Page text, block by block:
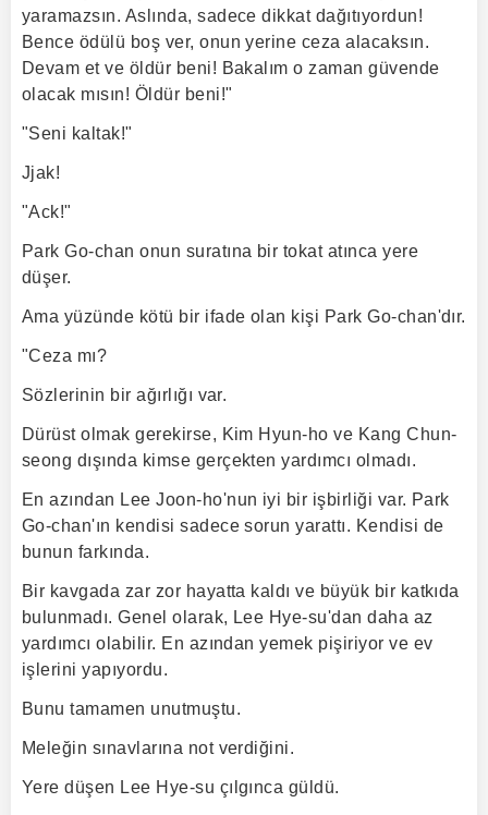
yaramazsın. Aslında, sadece dikkat dağıtıyordun!
Bence ödülü boş ver, onun yerine ceza alacaksın.
Devam et ve öldür beni! Bakalım o zaman güvende
olacak mısın! Öldür beni!"
"Seni kaltak!"
Jjak!
"Ack!"
Park Go-chan onun suratına bir tokat atınca yere
düşer.
Ama yüzünde kötü bir ifade olan kişi Park Go-chan'dır.
"Ceza mı?
Sözlerinin bir ağırlığı var.
Dürüst olmak gerekirse, Kim Hyun-ho ve Kang Chun-
seong dışında kimse gerçekten yardımcı olmadı.
En azından Lee Joon-ho'nun iyi bir işbirliği var. Park
Go-chan'ın kendisi sadece sorun yarattı. Kendisi de
bunun farkında.
Bir kavgada zar zor hayatta kaldı ve büyük bir katkıda
bulunmadı. Genel olarak, Lee Hye-su'dan daha az
yardımcı olabilir. En azından yemek pişiriyor ve ev
işlerini yapıyordu.
Bunu tamamen unutmuştu.
Meleğin sınavlarına not verdiğini.
Yere düşen Lee Hye-su çılgınca güldü.